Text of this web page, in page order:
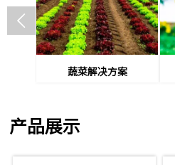
蔬菜解决方案

产品展示